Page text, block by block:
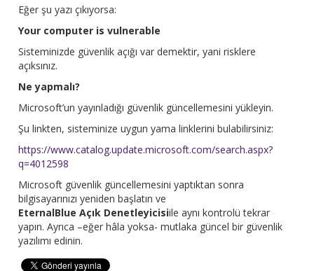
Eğer şu yazı çıkıyorsa:
Your computer is vulnerable
Sisteminizde güvenlik açığı var demektir, yani risklere
açıksınız.
Ne yapmalı?
Microsoft’un yayınladığı güvenlik güncellemesini yükleyin.
Şu linkten, sisteminize uygun yama linklerini bulabilirsiniz:
https://www.catalog.update.microsoft.com/search.aspx?
q=4012598
Microsoft güvenlik güncellemesini yaptıktan sonra
bilgisayarınızı yeniden başlatın ve
EternalBlue Açık Denetleyicisiile aynı kontrolü tekrar
yapın. Ayrıca –eğer hâla yoksa- mutlaka güncel bir güvenlik
yazılımı edinin.